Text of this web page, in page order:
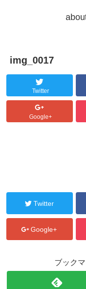
img_0017
Twitter
Google+
Twitter
Google+
ブック